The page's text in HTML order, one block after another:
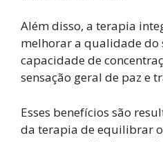
Além disso, a terapia
melhorar a qualidade do
capacidade de
sensação geral de paz e
Esses benefícios são
da terapia de equilibrar